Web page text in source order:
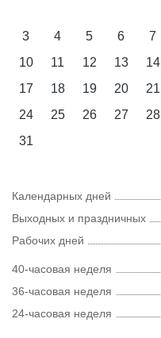
3
4 5 6 7
10
11 12 13 14
17
18 19 20 21
24
25 26 27 28
31
Календарных дней
Выходных и праздничных
Рабочих дней
40-часовая неделя
36-часовая неделя
24-часовая неделя